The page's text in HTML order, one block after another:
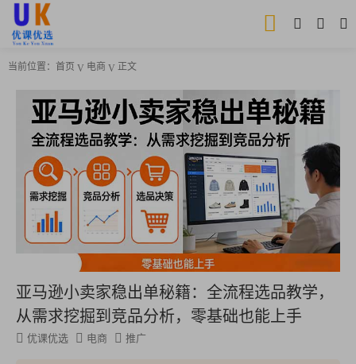
当前位置： 首页 电商 正文
亚马逊小卖家稳出单秘籍：全流程选品教学，
从需求挖掘到竞品分析，零基础也能上手
优课优选 电商 推广